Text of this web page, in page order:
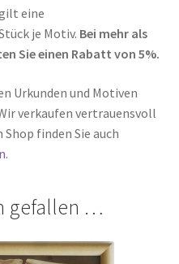
eine
je Motiv. Bei mehr als
Sie einen Rabatt von 5%.
Urkunden und Motiven
verkaufen vertrauensvoll
finden Sie auch
gefallen …